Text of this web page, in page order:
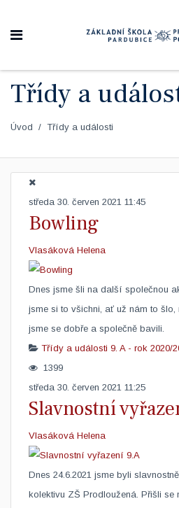
Třídy a
Úvod Třídy a události
středa 30. červen 2021 11:45
Bowling
Vlasáková Helena
​Dnes jsme šli na další společnou
jsme si to všichni, ať už nám to šlo,
jsme se dobře a společně bavili.
Třídy a události 9. A - rok 2020/
1399
středa 30. červen 2021 11:25
Slavnostní
Vlasáková Helena
​Dnes 24.6.2021 jsme byli
kolektivu ZŠ Prodloužená. Přišli